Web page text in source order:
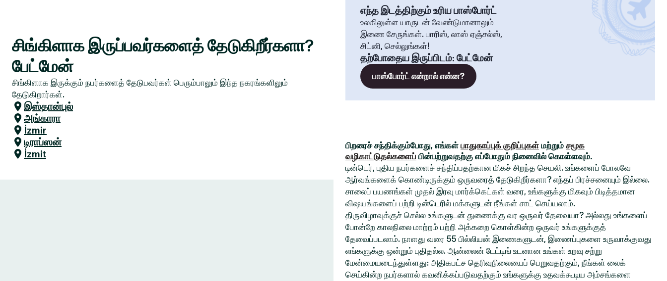
சிங்கிளாக இருப்பவர்களைத் தேடுகிறீர்களா?
பேட்மேன்
சிங்கிளாக இருக்கும் நபர்களைத் தேடுபவர்கள் பெரும்பாலும் இந்த நகரங்களிலும்
தேடுகிறார்கள்.
இஸ்தான்புல்
அங்காரா
İzmir
டிராப்ஸன்
İzmit
எந்த இடத்திற்கும் உரிய பாஸ்போர்ட்
உலகிலுள்ள யாருடன் வேண்டுமானாலும்
இணை சேருங்கள். பாரிஸ், லாஸ் ஏஞ்சல்ஸ்,
சிட்னி, செல்லுங்கள்!
தற்போதைய இருப்பிடம்: பேட்மேன்
பாஸ்போர்ட் என்றால் என்ன?
பிறரைச் சந்திக்கும்போது, எங்கள் பாதுகாப்புக் குறிப்புகள் மற்றும் சமூக
வழிகாட்டுதல்களைப் பின்பற்றுவதற்கு எப்போதும் நினைவில் கொள்ளவும்.
டின்டெர், புதிய நபர்களைச் சந்திப்பதற்கான மிகச் சிறந்த செயலி. உங்களைப் போலவே
ஆர்வங்களைக் கொண்டிருக்கும் ஒருவரைத் தேடுகிறீர்களா? எந்தப் பிரச்சனையும் இல்லை.
சாலைப் பயணங்கள் முதல் இரவு மார்க்கெட்கள் வரை, உங்களுக்கு மிகவும் பிடித்தமான
விஷயங்களைப் பற்றி டின்டெரில் மக்களுடன் நீங்கள் சாட் செய்யலாம்.
திருவிழாவுக்குச் செல்ல உங்களுடன் துணைக்கு வர ஒருவர் தேவையா? அல்லது உங்களைப்
போன்றே காலநிலை மாற்றம் பற்றி அக்கறை கொள்கின்ற ஒருவர் உங்களுக்குத்
தேவைப்படலாம். நாளது வரை 55 பில்லியன் இணைகளுடன், இணைப்புகளை உருவாக்குவது
எங்களுக்கு ஒன்றும் புதிதல்ல. ஆன்லைன் டேட்டிங் உடனான உங்கள் உறவு சற்று
மேன்மையடைந்துள்ளது: அதிகபட்ச தெரிவுநிலையைப் பெறுவதற்கும், நீங்கள் லைக்
செய்கின்ற நபர்களால் கவனிக்கப்படுவதற்கும் உங்களுக்கு உதவக்கூடிய அம்சங்களை